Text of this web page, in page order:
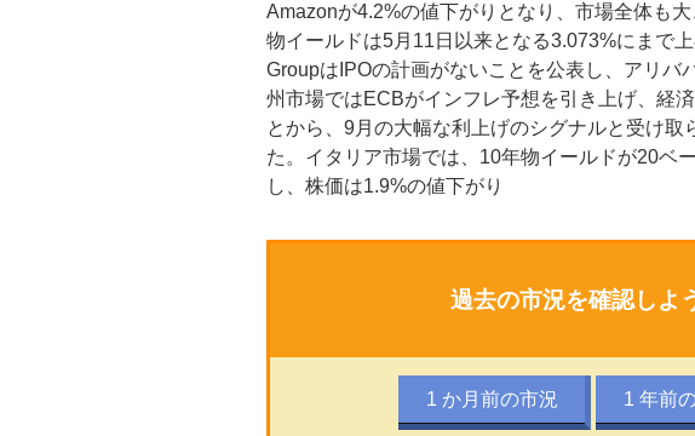
Amazonが4.2%の値下がりとなり、市場全体も
物イールドは5月11日以来となる3.073%にまで
GroupはIPOの計画がないことを公表し、アリバ
州市場ではECBがインフレ予想を引き上げ、経
とから、9月の大幅な利上げのシグナルと受け取
た。イタリア市場では、10年物イールドが20ベ
し、株価は1.9%の値下がり
過去の市況を確認しよ
1 か月前の市況 1 年前